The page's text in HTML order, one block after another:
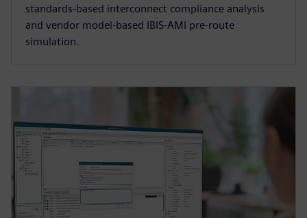
standards-based interconnect compliance analysis
and vendor model-based IBIS-AMI pre-route
simulation.